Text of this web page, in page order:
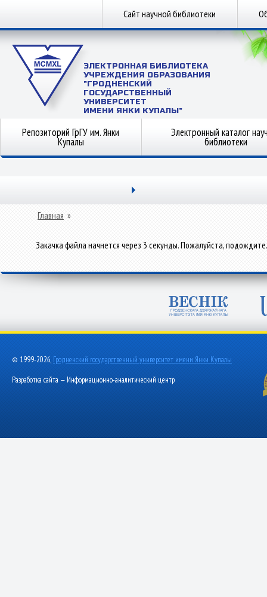
Сайт научной библиотеки
ЭЛЕКТРОННАЯ БИБЛИОТЕКА
УЧРЕЖДЕНИЯ ОБРАЗОВАНИЯ
"ГРОДНЕНСКИЙ
ГОСУДАРСТВЕННЫЙ
УНИВЕРСИТЕТ
ИМЕНИ ЯНКИ КУПАЛЫ"
Репозиторий ГрГУ им. Янки
Купалы
Электронный каталог
библиотеки
Главная »
Закачка файла начнется через 3 секунды. Пожалуйста, подождите.
© 1999-2026, Гродненский государственный университет имени Янки Купалы
Разработка сайта — Информационно-аналитический центр